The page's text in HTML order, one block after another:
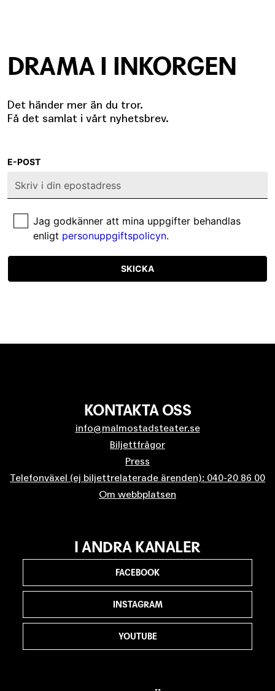
DRAMA I INKORGEN
Det händer mer än du tror.
Få det samlat i vårt nyhetsbrev.
E-POST
Jag godkänner att mina uppgifter behandlas
enligt personuppgiftspolicyn.
SKICKA
KONTAKTA OSS
info@malmostadsteater.se
Biljettfrågor
Press
Telefonväxel (ej biljettrelaterade ärenden): 040-20 86 00
Om webbplatsen
I ANDRA KANALER
FACEBOOK
INSTAGRAM
YOUTUBE